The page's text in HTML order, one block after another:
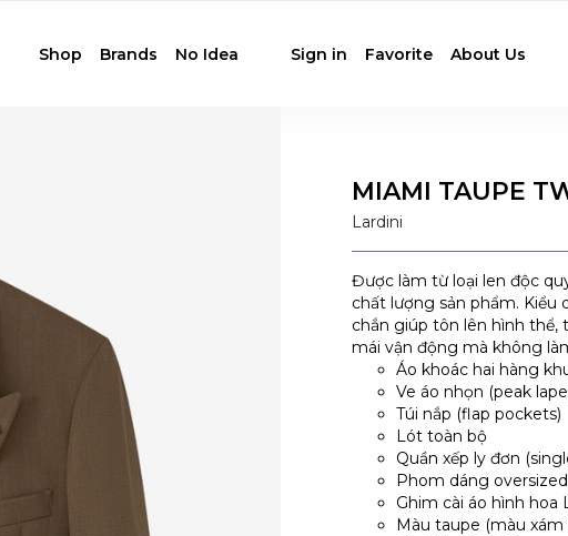
Shop Brands No Idea Sign in Favorite About Us
MIAMI TAUPE
Lardini
Được làm từ loại len độc
chất lượng sản phẩm.
chắn giúp tôn lên hình thể,
mái vận động mà không
Áo khoác hai hàng
Ve áo nhọn (peak
Túi nắp (flap pockets)
Lót toàn bộ
Quần xếp ly đơn
Phom dáng oversized
Ghim cài áo hình hoa
Màu taupe (màu xám